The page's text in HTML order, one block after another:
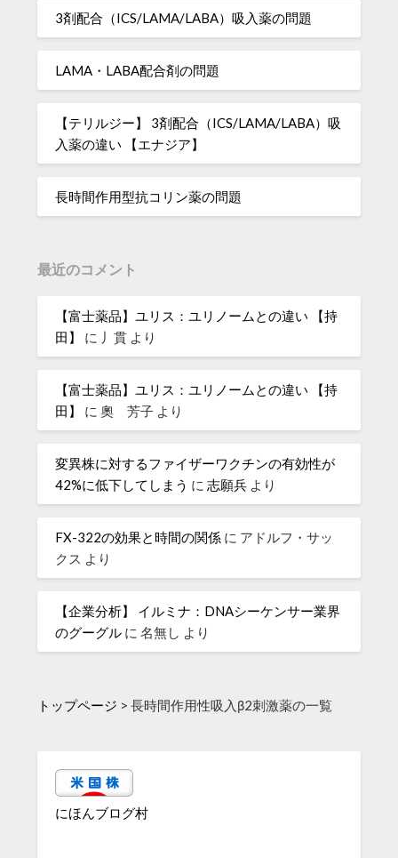
3剤配合（ICS/LAMA/LABA）吸入薬の問題
LAMA・LABA配合剤の問題
【テリルジー】 3剤配合（ICS/LAMA/LABA）吸
入薬の違い 【エナジア】
長時間作用型抗コリン薬の問題
最近のコメント
【富士薬品】ユリス：ユリノームとの違い 【持
田】
に 丿貫 より
【富士薬品】ユリス：ユリノームとの違い 【持
田】
に奧 芳子 より
変異株に対するファイザーワクチンの有効性が
42%に低下してしまう に志願兵 より
FX-322の効果と時間の関係 に アドルフ・サッ
クス より
【企業分析】 イルミナ：DNAシーケンサー業界
のグーグル に名無し より
トップページ >長時間作用性吸入β2刺激薬の一覧
にほんブログ村